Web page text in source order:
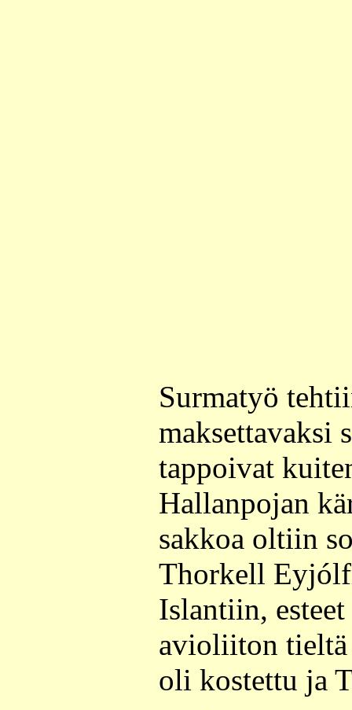
Surmatyö
maksettavaksi
tappoivat
Hallanpojan
sakkoa oltiin
Thorkell
Islantiin,
avioliiton
oli kostettu ja